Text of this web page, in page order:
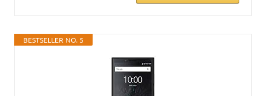
BESTSELLER NO. 5